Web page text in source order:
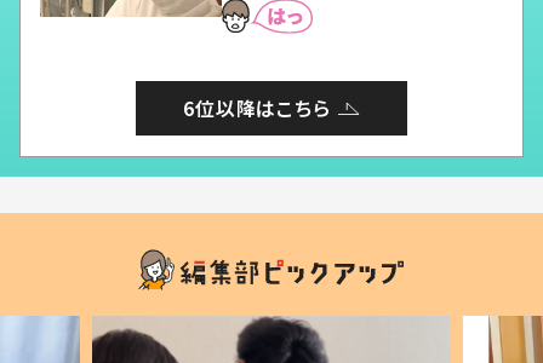
6位以降はこちら